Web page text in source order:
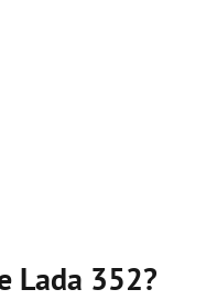
Lada 352?